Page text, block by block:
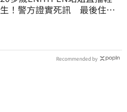
生！警方證實死訊 最後住處
Recommended by